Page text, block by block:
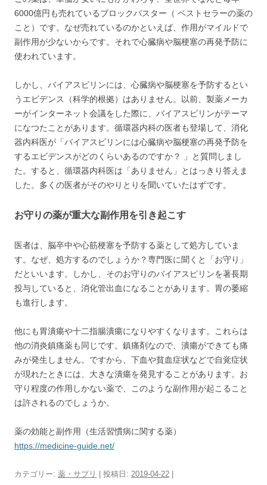
6000億円も売れているブロックバスター（ ベストセラーの薬の
こと）です。なぜ売れているのかといえば、作用がマイルドで
副作用が少ないからです。それで心臓病や脳梗塞の再発予防に
使われています。
しかし、バイアスピリンには、心臓病や脳梗塞を予防するとい
うエビデンス（科学的根拠）はありません。以前、製薬メーカ
ーがインターネット会議をした際に、バイアスピリンがテーマ
になつたことがあります。循環器内科の医者も登場して、消化
器内科医が「バイアスピリンには心臓病や脳梗塞の再発予防を
するエビデンスがどのくらいあるのですか？ 」と質問しまし
た。すると、循環器内科医は「ありません」とはっきり答えま
した。多くの医者がそのやりとりを聞いていたはずです。
お守りの薬が重大な副作用を引き起こす
医者は、脳卒中や心筋梗塞を予防する薬として処方していま
す。なぜ、処方するのでしょうか？専門医に聞くと「お守り」
だといいます。しかし、そのお守りのバイアスピリンを著長期
投与していると、消化管出血になることがあります。胃の萎縮
も進行します。
他にも胃潰瘍や十二指腸潰瘍になりやすくなります。これらは
他の消炎鎮痛薬も同じです。鎮痛剤なので、潰瘍ができても痛
みが発生しません。ですから、下血や貧血症状などで自覚症状
が現れたときには、大きな潰瘍を発見することがあります。お
守り程度の作用しかない薬で、このような副作用が起こること
は許されるのでしょうか。
薬の効能と副作用（生活習慣病に関する薬）
https://medicine-guide.net/
カテゴリー: 薬・サプリ | 投稿日: 2019-04-22